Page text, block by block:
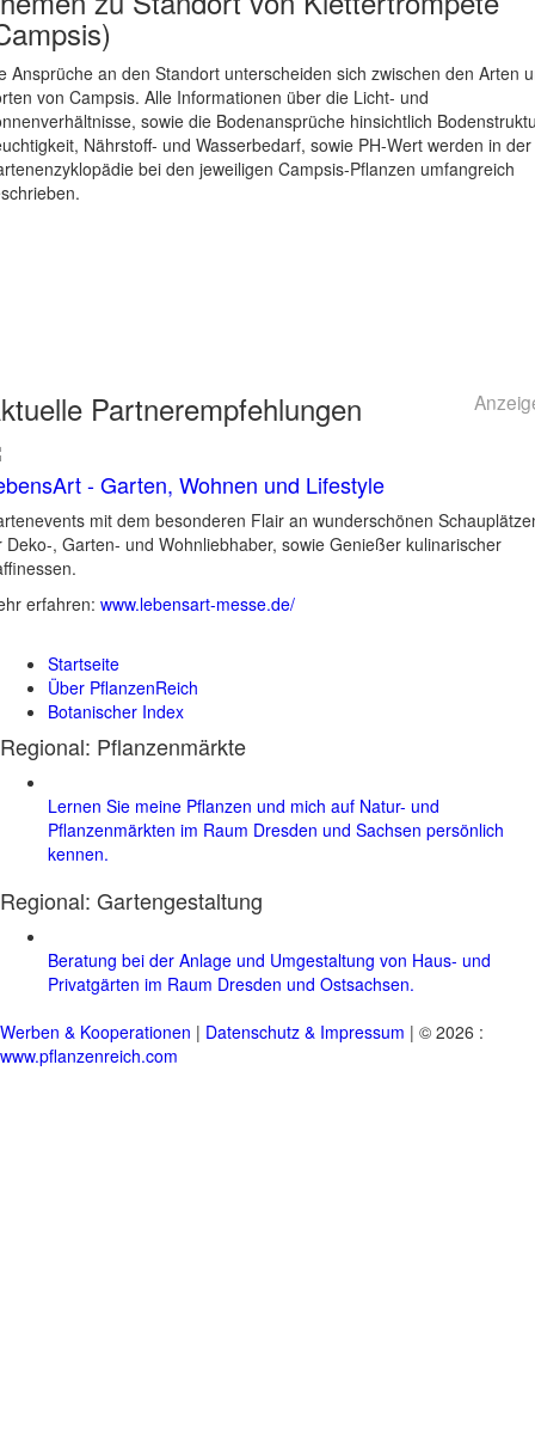
Ansprüche an den Standort unterscheiden sich zwischen den Arten
von Campsis. Alle Informationen über die Licht- und
sowie die Bodenansprüche hinsichtlich
Nährstoff- und Wasserbedarf, sowie PH-Wert werden in der
bei den jeweiligen Campsis-Pflanzen umfangreich
Partnerempfehlungen
- Garten, Wohnen und Lifestyle
mit dem besonderen Flair an wunderschönen
Deko-, Garten- und Wohnliebhaber, sowie Genießer kulinarischer
erfahren: www.lebensart-messe.de/
Startseite
Über PflanzenReich
Botanischer Index
Regional: Pflanzenmärkte
Lernen Sie meine Pflanzen und mich auf Natur- und
Pflanzenmärkten im Raum Dresden und Sachsen persönlich
kennen.
Regional: Gartengestaltung
Beratung bei der Anlage und Umgestaltung von Haus- und
Privatgärten im Raum Dresden und Ostsachsen.
Werben & Kooperationen | Datenschutz & Impressum | © 2026 :
www.pflanzenreich.com